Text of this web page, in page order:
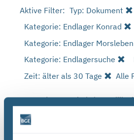
Aktive Filter: Typ: Dokument
Kategorie: Endlager Konrad
Kategorie: Endlager Morsleben
Kategorie: Endlagersuche
Zeit: älter als 30 Tage
Alle
Es wurde 1 Ergebnis in 2